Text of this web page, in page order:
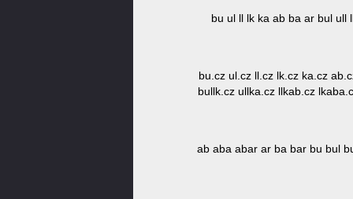
bu ul ll lk ka ab ba ar bul ull
bu.cz ul.cz ll.cz lk.cz ka.cz
bullk.cz ullka.cz llkab.cz
ab aba abar ar ba bar bu bul